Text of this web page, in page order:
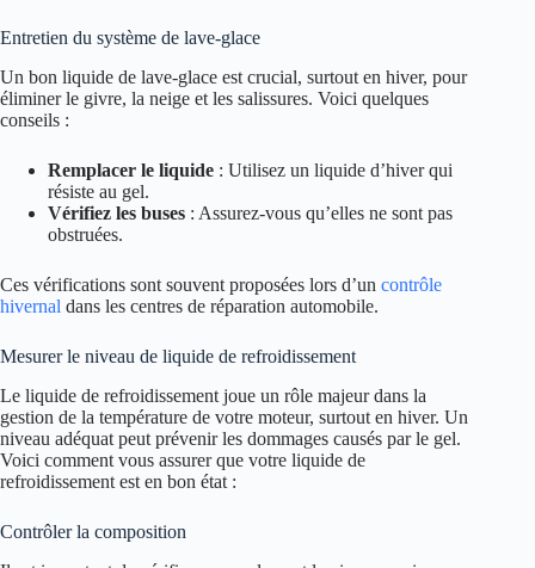
Entretien du système de lave-glace
Un bon liquide de lave-glace est crucial, surtout en hiver, pour
éliminer le givre, la neige et les salissures. Voici quelques
conseils :
Remplacer le liquide : Utilisez un liquide d’hiver qui
résiste au gel.
Vérifiez les buses : Assurez-vous qu’elles ne sont pas
obstruées.
Ces vérifications sont souvent proposées lors d’un contrôle
hivernal dans les centres de réparation automobile.
Mesurer le niveau de liquide de refroidissement
Le liquide de refroidissement joue un rôle majeur dans la
gestion de la température de votre moteur, surtout en hiver. Un
niveau adéquat peut prévenir les dommages causés par le gel.
Voici comment vous assurer que votre liquide de
refroidissement est en bon état :
Contrôler la composition